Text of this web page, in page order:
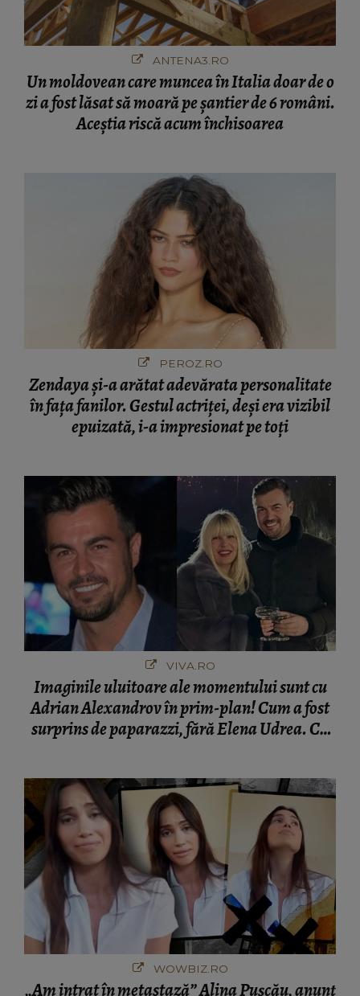
ANTENA3.RO
Un moldovean care muncea în Italia doar de o
zi a fost lăsat să moară pe şantier de 6 români.
Aceștia riscă acum închisoarea
PEROZ.RO
Zendaya și-a arătat adevărata personalitate
în fața fanilor. Gestul actriței, deși era vizibil
epuizată, i-a impresionat pe toți
VIVA.RO
Imaginile uluitoare ale momentului sunt cu
Adrian Alexandrov în prim-plan! Cum a fost
surprins de paparazzi, fără Elena Udrea. Cu
WOWBIZ.RO
„Am intrat în metastază” Alina Pușcău, anunț